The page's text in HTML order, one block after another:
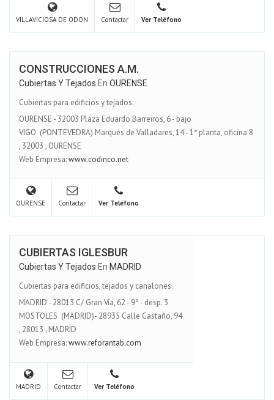
VILLAVICIOSA DE ODON Contactar Ver Teléfono
CONSTRUCCIONES A.M.
Cubiertas Y Tejados En OURENSE
Cubiertas para edificios y tejados.
OURENSE - 32003 Plaza Eduardo Barreiros, 6 - bajo
VIGO (PONTEVEDRA) Marqués de Valladares, 14 - 1ª planta, oficina 8
, 32003 , OURENSE
Web Empresa:www.codinco.net
OURENSE Contactar Ver Teléfono
CUBIERTAS IGLESBUR
Cubiertas Y Tejados En MADRID
Cubiertas para edificios, tejados y canalones.
MADRID - 28013 C/ Gran Vía, 62 - 9º - desp. 3
MOSTOLES (MADRID)- 28935 Calle Castaño, 94
, 28013 , MADRID
Web Empresa:www.reforantab.com
MADRID Contactar Ver Teléfono